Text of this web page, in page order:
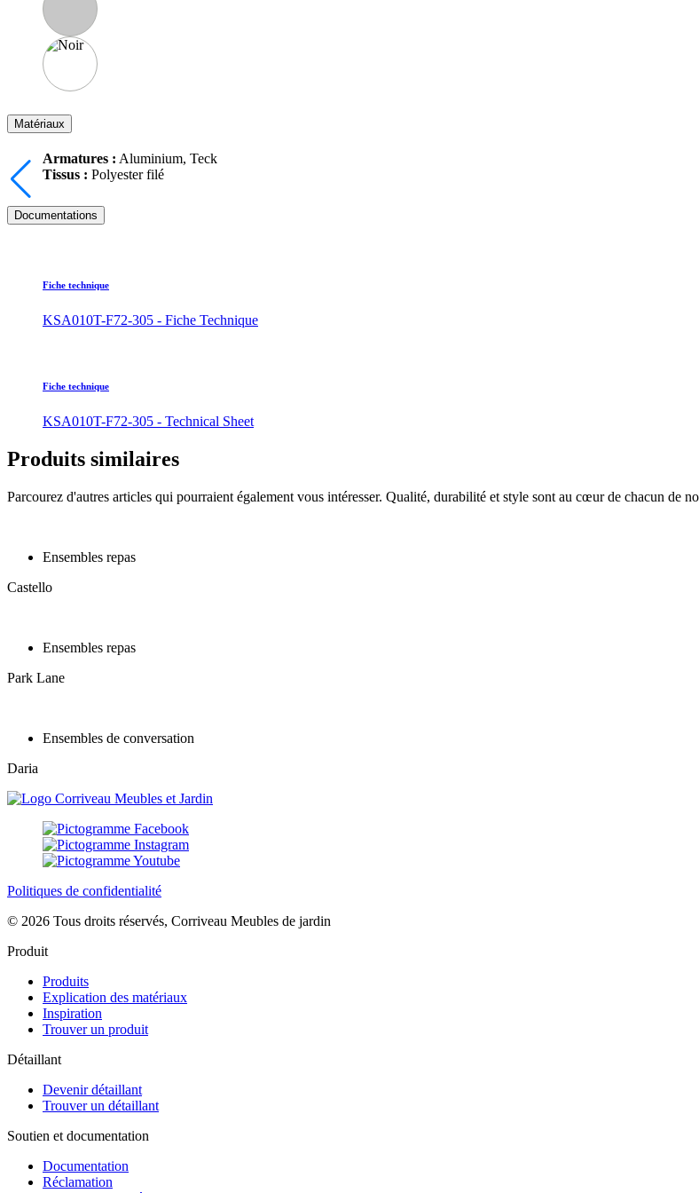
Matériaux
Armatures : Aluminium, Teck
Tissus : Polyester filé
Documentations
Fiche technique
KSA010T-F72-305 - Fiche Technique
Fiche technique
KSA010T-F72-305 - Technical Sheet
Produits similaires
Parcourez d'autres articles qui pourraient également vous intéresser. Qualité, durabilité et style sont au cœur de chacun de
Ensembles repas
Castello
Ensembles repas
Park Lane
Ensembles de conversation
Daria
Politiques de confidentialité
© 2026 Tous droits réservés, Corriveau Meubles de jardin
Produit
Produits
Explication des matériaux
Inspiration
Trouver un produit
Détaillant
Devenir détaillant
Trouver un détaillant
Soutien et documentation
Documentation
Réclamation